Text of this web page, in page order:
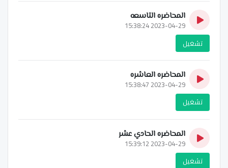
المحاضره التاسعه
2023-04-29 15:38:24
تشغيل
المحاضره العاشره
2023-04-29 15:38:47
تشغيل
المحاضره الحادي عشر
2023-04-29 15:39:12
تشغيل